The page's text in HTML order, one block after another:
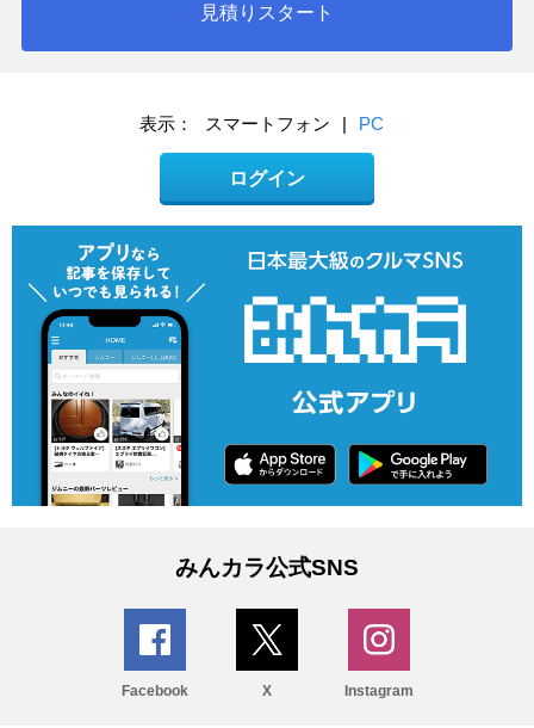
見積りスタート
表示： スマートフォン | PC
ログイン
みんカラ公式SNS
Facebook X Instagram